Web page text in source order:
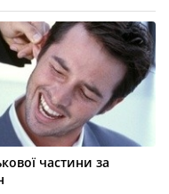
частини за